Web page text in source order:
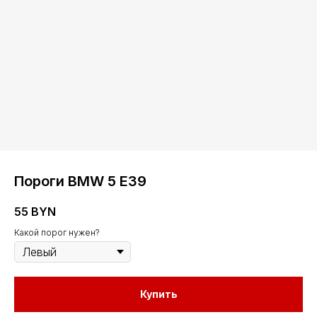
Пороги BMW 5 E39
55 BYN
Какой порог нужен?
Купить